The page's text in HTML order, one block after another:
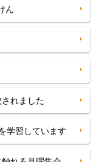
ん
れました
学習しています